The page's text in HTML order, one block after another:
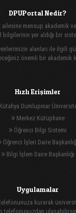
DPUPortal Nedir?
ailesine mensup akademik
bilgilerinin yer aldığı bir
alanları ile ilgili
önemli bir akademik
Hızlı Erişimler
Dumlupınar
Merkez Kütüphane
Öğrenci Bilgi Sistemi
Öğrenci İşleri Daire
Bilgi İşlem Daire Başkanlığı
Uygulamalar
kurarak
telefonunuzdan